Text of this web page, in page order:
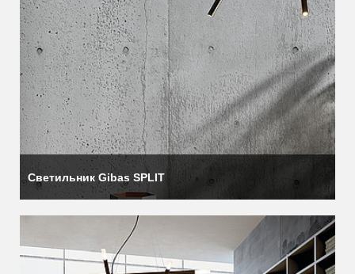
Светильник Gibas SPLIT